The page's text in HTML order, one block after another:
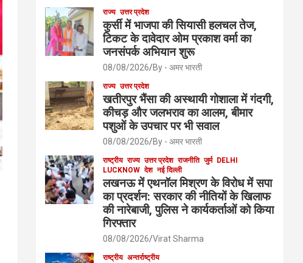
राज्य उत्तर प्रदेश
कुर्सी में भाजपा की सियासी हलचल तेज,
टिकट के दावेदार ओम प्रकाश वर्मा का
जनसंपर्क अभियान शुरू
08/08/2026 By - अमर भारती
राज्य उत्तर प्रदेश
खतीरपुर भैंसा की अस्थायी गोशाला में गंदगी,
कीचड़ और जलभराव का आलम, बीमार
पशुओं के उपचार पर भी सवाल
08/08/2026 By - अमर भारती
राष्ट्रीय राज्य उत्तर प्रदेश राजनीति जुर्म
DELHI
LUCKNOW देश नई दिल्ली
लखनऊ में एथनॉल मिश्रण के विरोध में सपा
का प्रदर्शन: सरकार की नीतियों के खिलाफ
की नारेबाजी, पुलिस ने कार्यकर्ताओं को किया
गिरफ्तार
08/08/2026 Virat Sharma
राष्ट्रीय अन्तर्राष्ट्रीय